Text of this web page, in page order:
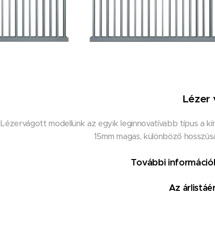
Lézer
Lézervágott modellünk az egyik leginnovatívabb típus a
15mm magas, különböző
További
Az